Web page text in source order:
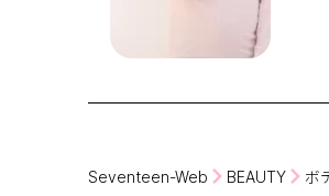
Seventeen-Web BEAUTY ボ